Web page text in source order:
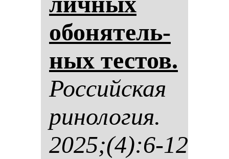
обо­ня­тель­
ных тес­тов.
Рос­сий­ская
ри­но­ло­гия.
2025;(4):6-12